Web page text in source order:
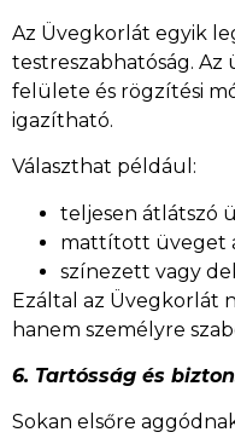
Az Üvegkorlát egyik
testreszabhatóság. Az
felülete és rögzítési
igazítható.
Választhat például:
teljesen átlátszó
mattított üveget
színezett vagy
Ezáltal az Üvegkorlát
hanem személyre
6. Tartósság és
Sokan elsőre